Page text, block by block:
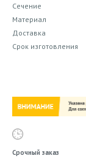
Сечение
Материал
Доставка
Срок изготовления
Срочный заказ